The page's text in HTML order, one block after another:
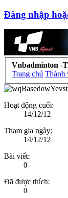
Đăng nhập
Vnbadminton -
Trang chủ Thành
Hoạt động cuối:
14/12/12
Tham gia ngày:
14/12/12
Bài viết:
0
Đã được thích:
0